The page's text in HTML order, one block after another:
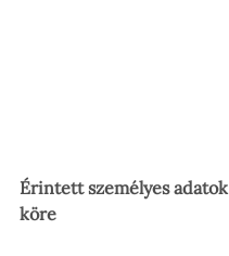
Érintett személyes adatok
köre